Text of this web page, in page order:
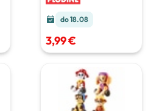
do 18.08
3,99 €